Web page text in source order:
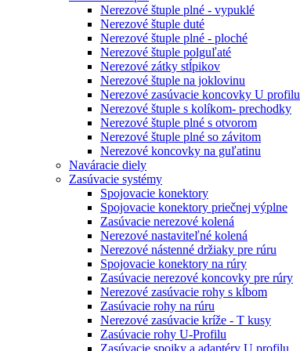
Nerezové štuple plné - vypuklé
Nerezové štuple duté
Nerezové štuple plné - ploché
Nerezové štuple polguľaté
Nerezové zátky stĺpikov
Nerezové štuple na joklovinu
Nerezové zasúvacie koncovky U profilu
Nerezové štuple s kolíkom- prechodky
Nerezové štuple plné s otvorom
Nerezové štuple plné so závitom
Nerezové koncovky na guľatinu
Naváracie diely
Zasúvacie systémy
Spojovacie konektory
Spojovacie konektory priečnej výplne
Zasúvacie nerezové kolená
Nerezové nastaviteľné kolená
Nerezové nástenné držiaky pre rúru
Spojovacie konektory na rúry
Zasúvacie nerezové koncovky pre rúry
Nerezové zasúvacie rohy s kĺbom
Zasúvacie rohy na rúru
Nerezové zasúvacie kríže - T kusy
Zasúvacie rohy U-Profilu
Zasúvacie spojky a adaptéry U profilu